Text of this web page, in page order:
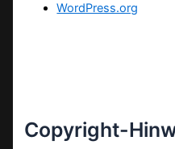
WordPress.org
Copyright-